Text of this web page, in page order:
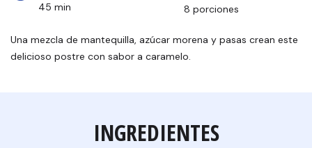
45 min 8 porciones
Una mezcla de mantequilla, azúcar morena y pasas crean este
delicioso postre con sabor a caramelo.
INGREDIENTES